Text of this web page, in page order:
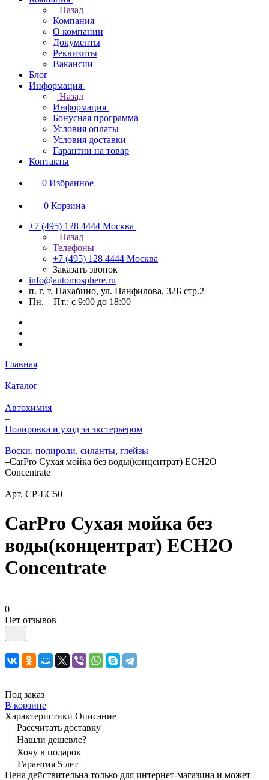
Назад
Компания
О компании
Документы
Реквизиты
Вакансии
Блог
Информация
Назад
Информация
Бонусная программа
Условия оплаты
Условия доставки
Гарантии на товар
Контакты
0 Избранное
0 Корзина
+7 (495) 128 4444 Москва
Назад
Телефоны
+7 (495) 128 4444 Москва
Заказать звонок
info@automosphere.ru
п. г. т. Нахабино, ул. Панфилова, 32Б стр.2
Пн. – Пт.: с 9:00 до 18:00
Главная
–
Каталог
–
Автохимия
–
Полировка и уход за экстерьером
–
Воски, полироли, силанты, глейзы
–CarPro Сухая мойка без воды(концентрат) ECH2O
Concentrate
Арт. CP-EC50
CarPro Сухая мойка без
воды(концентрат) ECH2O
Concentrate
0
Нет отзывов
Под заказ
В корзине
Характеристики Описание
Рассчитать доставку
Нашли дешевле?
Хочу в подарок
Гарантия 5 лет
Цена действительна только для интернет-магазина и может